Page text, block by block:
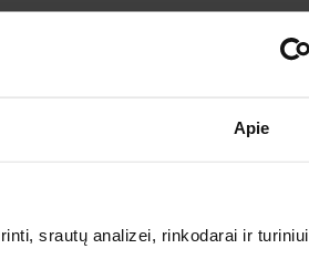
Apie
srautų analizei, rinkodarai ir turiniui